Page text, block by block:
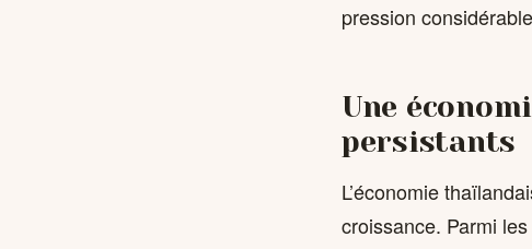
pression
Une
persistants
L’économie
croissance. Parmi